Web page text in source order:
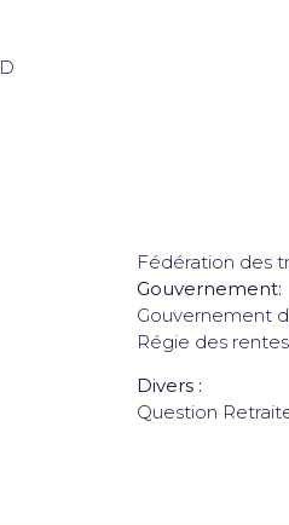
Fédération des
Gouvernement:
Gouvernement
Régie des
Divers :
Question